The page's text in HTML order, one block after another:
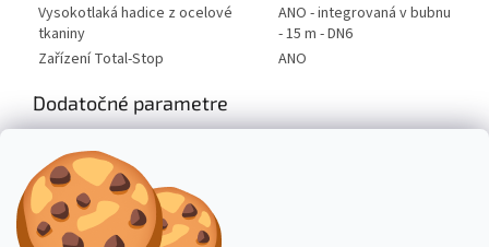
Vysokotlaká hadice z ocelové
tkaniny
ANO - integrovaná v bubnu
- 15 m - DN6
Zařízení Total-Stop
ANO
Dodatočné parametre
Hmotnosť
40 kg
Výrobce: Kränzle